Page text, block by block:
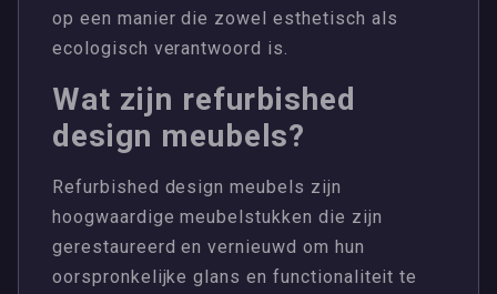
op een manier die zowel esthetisch als
ecologisch verantwoord is.
Wat zijn refurbished
design meubels?
Refurbished design meubels zijn
hoogwaardige meubelstukken die zijn
gerestaureerd en vernieuwd om hun
oorspronkelijke glans en functionaliteit te